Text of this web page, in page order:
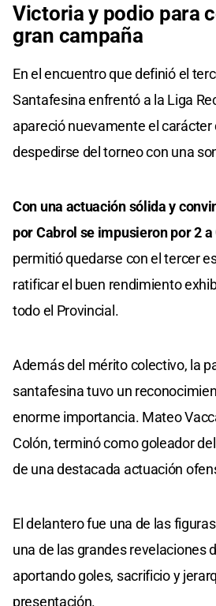
Victoria y podio para
gran campaña
En el encuentro que definió el
Santafesina enfrentó a la Liga
apareció nuevamente el carácter
despedirse del torneo con una
Con una actuación sólida y
por Cabrol se impusieron por 2 a
permitió quedarse con el tercer
ratificar el buen rendimiento
todo el Provincial.
Además del mérito colectivo, la
santafesina tuvo un
enorme importancia. Mateo
Colón, terminó como goleador
de una destacada actuación
El delantero fue una de las
una de las grandes revelaciones
aportando goles, sacrificio y
presentación.